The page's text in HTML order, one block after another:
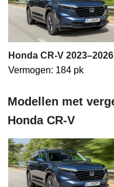
Honda CR-V 2023–2026
Vermogen: 184 pk
Modellen met
Honda CR-V